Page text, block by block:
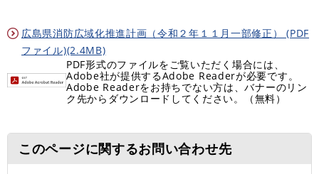
広島県消防広域化推進計画（令和２年１１月一部修正） (PDF
ファイル)(2.4MB)
PDF形式のファイルをご覧いただく場合には、
Adobe社が提供するAdobe Readerが必要です。
Adobe Readerをお持ちでない方は、バナーのリン
ク先からダウンロードしてください。（無料）
このページに関するお問い合わせ先